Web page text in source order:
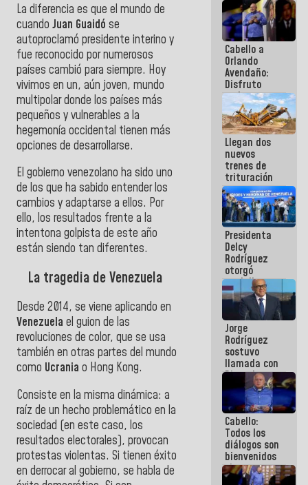
La diferencia es que el mundo de
cuando Juan Guaidó se
autoproclamó presidente interino y
fue reconocido por numerosos
países cambió para siempre. Hoy
vivimos en un, aún joven, mundo
multipolar donde los países más
pequeños y vulnerables a la
hegemonía occidental tienen más
opciones de desarrollarse.
El gobierno venezolano ha sido uno
de los que ha sabido entender los
cambios y adaptarse a ellos. Por
ello, los resultados frente a la
intentona golpista de este año
están siendo tan diferentes.
La tragedia de Venezuela
Desde 2014, se viene aplicando en
Venezuela el guion de las
revoluciones de color, que se usa
también en otras partes del mundo
como Ucrania o Hong Kong.
Consiste en la misma dinámica: a
raíz de un hecho problemático en la
sociedad (en este caso, los
resultados electorales), provocan
protestas violentas. Si tienen éxito
en derrocar al gobierno, se habla de
Cabello a
Orlando
Avendaño:
Disfruto
cada vez
que escribes
porque lo
que haces
es
embarrarla
Llegan dos
nuevos
trenes de
trituración
para
optimizar
manejo de
escombros
en La Guaira
Presidenta
Delcy
Rodríguez
otorgó
medalla
"Héroe de
Venezuela"
a servidores
públicos
Jorge
Rodríguez
sostuvo
llamada con
Dinorah
Figuera y
acuerdan
primer
encuentro
presencial
para el
diálogo
Cabello:
Todos los
diálogos son
bienvenidos
siempre que
estén en el